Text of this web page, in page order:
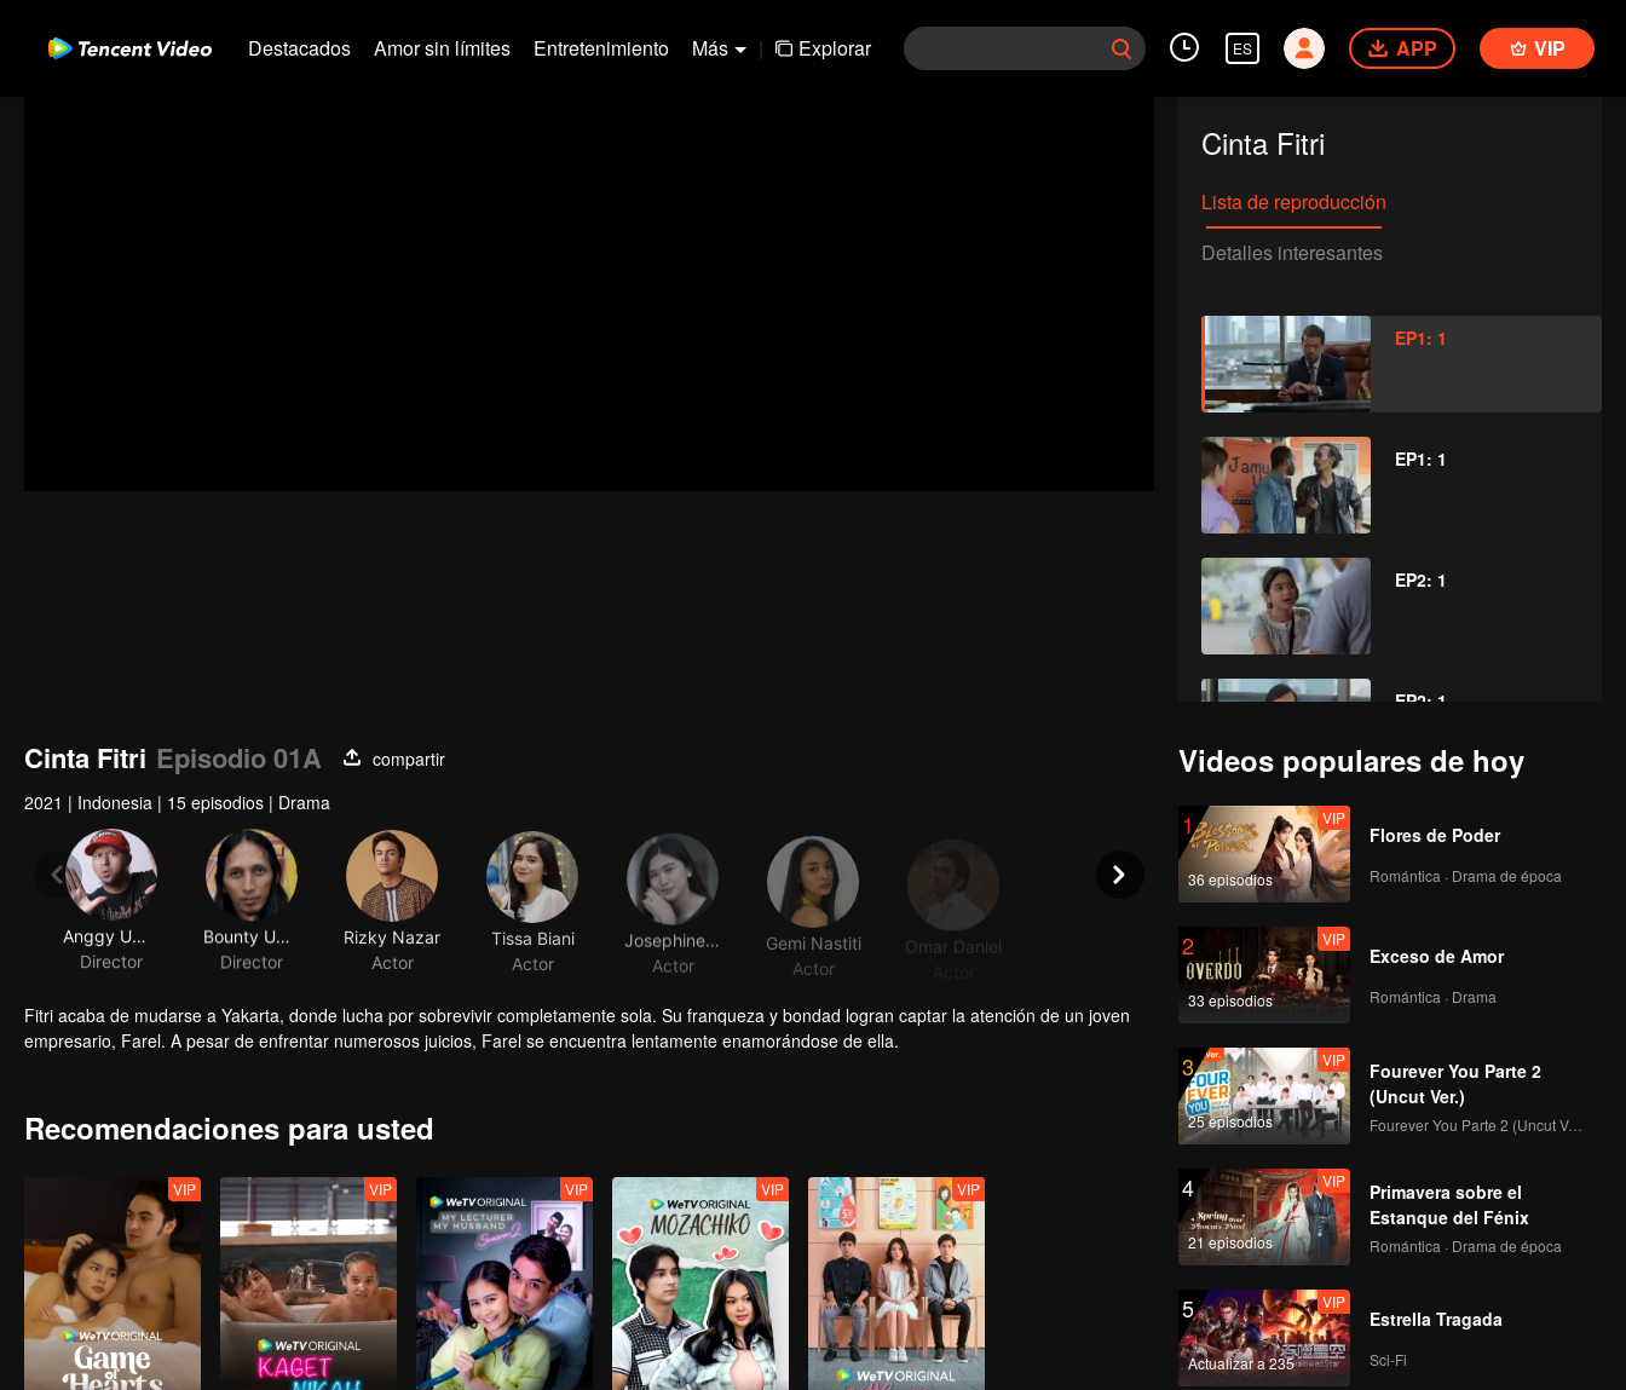
Destacados Amor sin límites Entretenimiento Más | Explorar ES APP VIP
Cinta Fitri
Lista de reproducción
Detalles interesantes
EP1: 1
EP1: 1
EP2: 1
EP2: 1
VIP
VIP
VIP EP4: 1
VIP EP4: 1
VIP
Cinta Fitri Episodio 01A
compartir
2021 | Indonesia | 15 episodios | Drama
Anggy Umbara
Director
Bounty Umbara
Director
Rizky Nazar
Actor
Tissa Biani
Actor
Actor
Gemi Nastiti
Actor
Omar Daniel
Fitri acaba de mudarse a Yakarta, donde lucha por sobrevivir completamente sola. Su franqueza y bondad logran captar la atención de un joven
empresario, Farel. A pesar de enfrentar numerosos juicios, Farel se encuentra lentamente enamorándose de ella.
Recomendaciones para usted
VIP VIP VIP VIP VIP
Videos populares de hoy
1
36 episodios
VIP
Flores de Poder
Romántica · Drama de época
2
33 episodios
VIP
Exceso de Amor
Romántica · Drama
3
25 episodios
VIP
Fourever You Parte 2
(Uncut Ver.)
Fourever You Parte 2 (Uncut Ver.)
4
21 episodios
VIP
Primavera sobre el
Estanque del Fénix
Romántica · Drama de época
5
Actualizar a 235
VIP
Estrella Tragada
Sci-Fi